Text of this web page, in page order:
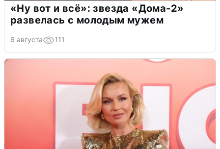
«Ну вот и всё»: звезда «Дома-2»
развелась с молодым мужем
6 августа 111